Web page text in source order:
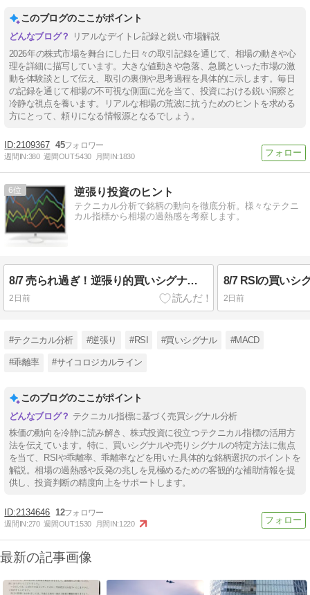
このブログのここがポイント
リアルなデイトレ記録と鋭い市場解説
2026年の株式市場を舞台にした日々の取引記録を通じて、相場の動きや心
理を詳細に描写しています。大きな値動きや急落、急騰といった市場の激
動を体験談として伝え、取引の裏側や思考過程を具体的に示します。毎日
の記録を通じて相場の不可視な側面に光を当て、投資における鋭い洞察と
冷静な視点を養います。リアルな相場の荒波に抗うためのヒントを求める
方にとって、頼りになる情報源となるでしょう。
2109367 45
週間IN:380 週間OUT:5430 月間IN:1830
6 逆張り投資のヒント
テクニカル分析で銘柄の動向を徹底分析。様々なテクニ
カル指標から相場の過熱感を考察します。
8/7 売られ過ぎ！逆張り的買いシグナル多数の銘柄
2日前
8/7 RSIの買いシ
2日前
#テクニカル分析 #逆張り #RSI #買いシグナル #MACD
#乖離率 #サイコロジカルライン
このブログのここがポイント
テクニカル指標に基づく売買シグナル分析
株価の動向を冷静に読み解き、株式投資に役立つテクニカル指標の活用方
法を伝えています。特に、買いシグナルや売りシグナルの特定方法に焦点
を当て、RSIや乖離率、乖離率などを用いた具体的な銘柄選択のポイントを
解説。相場の過熱感や反発の兆しを見極めるための客観的な補助情報を提
供し、投資判断の精度向上をサポートします。
2134646 12
週間IN:270 週間OUT:1530 月間IN:1220
最新の記事画像